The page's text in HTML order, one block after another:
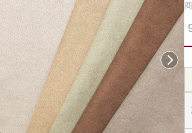
次へ